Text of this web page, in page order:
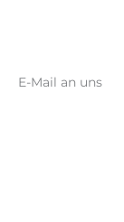
E-Mail an uns